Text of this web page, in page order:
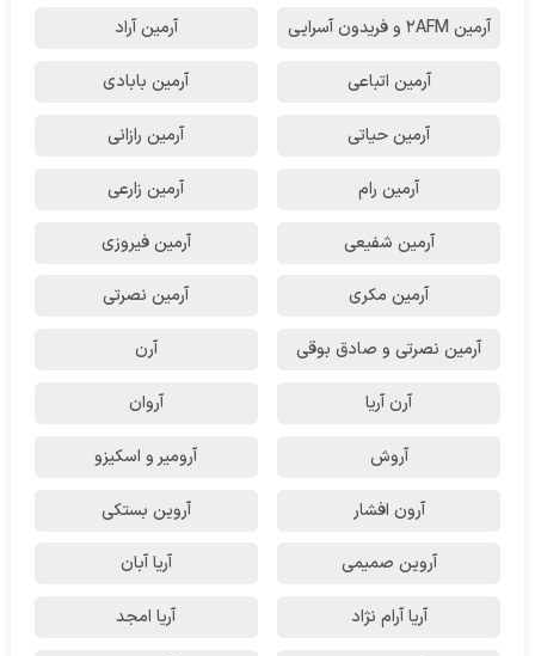
آرمین 2AFM و فریدون آسرایی آرمین آراد
آرمین اتباعی آرمین بابادی
آرمین حیاتی آرمین رازانی
آرمین رام آرمین زارعی
آرمین شفیعی آرمین فیروزی
آرمین مکری آرمین نصرتی
آرمین نصرتی و صادق بوقی آرن
آرن آریا آروان
آروش آرومیر و اسکیزو
آرون افشار آروین بستکی
آروین صمیمی آریا آبان
آریا آرام نژاد آریا امجد